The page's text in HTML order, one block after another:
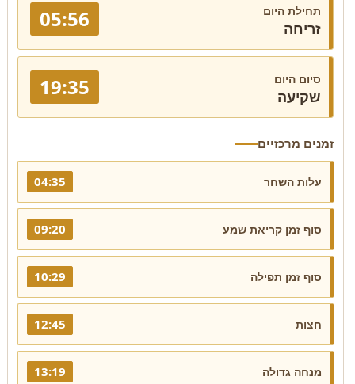
תחילת היום
זריחה 05:56
סיום היום
שקיעה 19:35
זמנים מרכזיים
עלות השחר 04:35
סוף זמן קריאת שמע 09:20
סוף זמן תפילה 10:29
חצות 12:45
מנחה גדולה 13:19